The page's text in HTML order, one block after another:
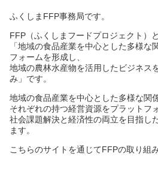
ふくしまFFP事務局です。
FFP（ふくしまフードプロジェクト）と
「地域の食品産業を中心とした多様な
フォームを形成し、
地域の農林水産物を活用したビジネス
み」です。
地域の食品産業を中心とした多様な関
それぞれの持つ経営資源をプラットフ
社会課題解決と経済性の両立を目指し
ます。
こちらのサイトを通じてFFPの取り組